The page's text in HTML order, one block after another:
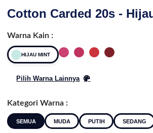
Cotton Carded 20s -
Warna Kain :
HIJAU MINT
Pilih Warna Lainnya
Kategori Warna :
SEMUA MUDA PUTIH SEDANG